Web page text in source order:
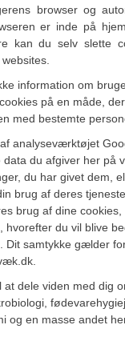
browser og
er inde på
kan du selv slette
information om
på en måde,
med bestemte
analyseværktøjet
du afgiver her på
du har givet dem,
brug af deres
brug af dine
hvorefter du vil blive
Dit samtykke gælder
dele viden med dig
og en masse andet